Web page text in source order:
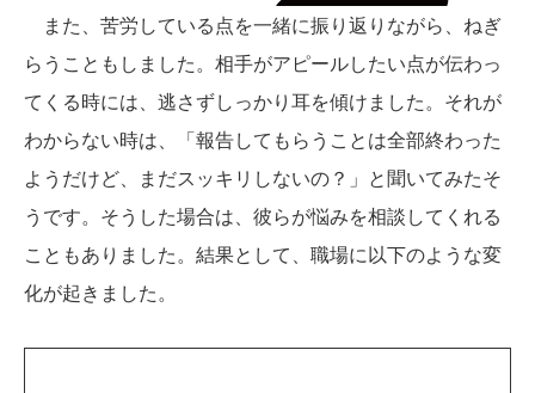
また、苦労している点を一緒に振り返りながら、ねぎ
らうこともしました。相手がアピールしたい点が伝わっ
てくる時には、逃さずしっかり耳を傾けました。それが
わからない時は、「報告してもらうことは全部終わった
ようだけど、まだスッキリしないの？」と聞いてみたそ
うです。そうした場合は、彼らが悩みを相談してくれる
こともありました。結果として、職場に以下のような変
化が起きました。